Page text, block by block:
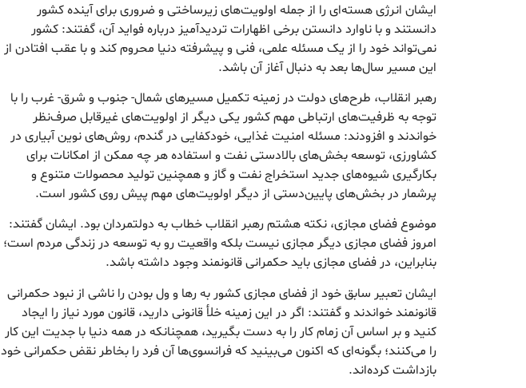
ایشان انرژی هسته‌ای را از جمله اولویت‌های زیرساختی و ضروری برای آینده کشور
دانستند و با ناوارد دانستن برخی اظهارات تردیدآمیز درباره فواید آن، گفتند: کشور
نمی‌تواند خود را از یک مسئله علمی، فنی و پیشرفته دنیا محروم کند و با عقب افتادن از
این مسیر سال‌ها بعد به دنبال آغاز آن باشد.
رهبر انقلاب، طرح‌های دولت در زمینه تکمیل مسیرهای شمال- جنوب و شرق- غرب را با
توجه به ظرفیت‌های ارتباطی مهم کشور یکی دیگر از اولویت‌های غیرقابل صرف‌نظر
خواندند و افزودند: مسئله امنیت غذایی، خودکفایی در گندم، روش‌های نوین آبیاری در
کشاورزی، توسعه بخش‌های بالادستی نفت و استفاده هر چه ممکن از امکانات برای
بکارگیری شیوه‌های جدید استخراج نفت و گاز و همچنین تولید محصولات متنوع و
پرشمار در بخش‌های پایین‌دستی از دیگر اولویت‌های مهم پیش روی کشور است.
موضوع فضای مجازی، نکته هشتم رهبر انقلاب خطاب به دولتمردان بود. ایشان گفتند:
امروز فضای مجازی دیگر مجازی نیست بلکه واقعیت رو به توسعه در زندگی مردم است؛
بنابراین، در فضای مجازی باید حکمرانی قانونمند وجود داشته باشد.
ایشان تعبیر سابق خود از فضای مجازی کشور به رها و ول بودن را ناشی از نبود حکمرانی
قانونمند خواندند و گفتند: اگر در این زمینه خلأ قانونی دارید، قانون مورد نیاز را ایجاد
کنید و بر اساس آن زمام کار را به دست بگیرید، همچنانکه در همه دنیا با جدیت این کار
را می‌کنند؛ بگونه‌ای که اکنون می‌بینید که فرانسوی‌ها آن فرد را بخاطر نقض حکمرانی خود
بازداشت کرده‌اند.